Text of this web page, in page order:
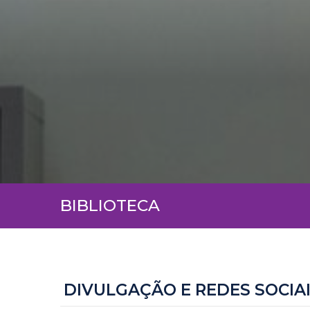
BIBLIOTECA
DIVULGAÇÃO E REDES